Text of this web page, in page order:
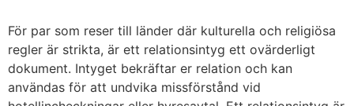
För par som reser till länder där kulturella och religiösa
regler är strikta, är ett relationsintyg ett ovärderligt
dokument. Intyget bekräftar er relation och kan
användas för att undvika missförstånd vid